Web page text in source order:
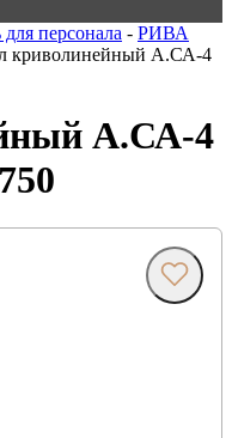
персонала - РИВА
криволинейный А.СА-4
А.СА-4